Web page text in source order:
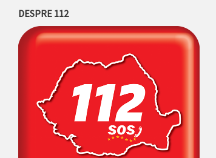
DESPRE 112